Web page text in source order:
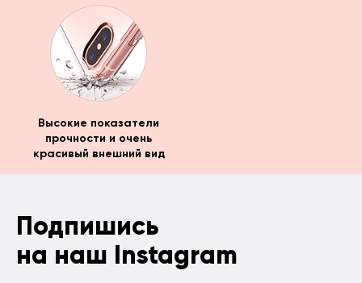
Высокие показатели
прочности и очень
красивый внешний вид
Подпишись
на наш Instagram